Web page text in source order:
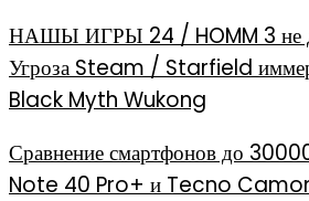
НАШЫ ИГРЫ 24 / HOMM 3 не
Угроза Steam / Starfield
Black Myth Wukong
Сравнение смартфонов до
Note 40 Pro+ и Tecno